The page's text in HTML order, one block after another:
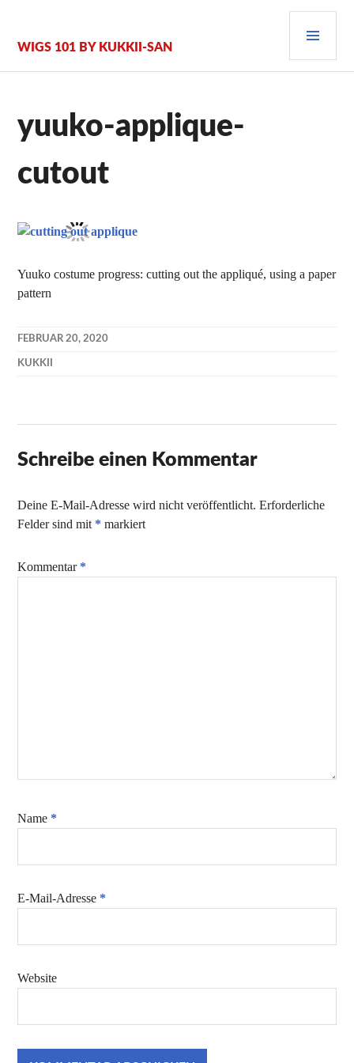
springen
WIGS 101 BY KUKKII-SAN
yuuko-applique-
cutout
Yuuko costume progress: cutting out the appliqué, using a paper
pattern
FEBRUAR 20, 2020
KUKKII
Schreibe einen Kommentar
Deine E-Mail-Adresse wird nicht veröffentlicht. Erforderliche
Felder sind mit * markiert
Kommentar *
Name *
E-Mail-Adresse *
Website